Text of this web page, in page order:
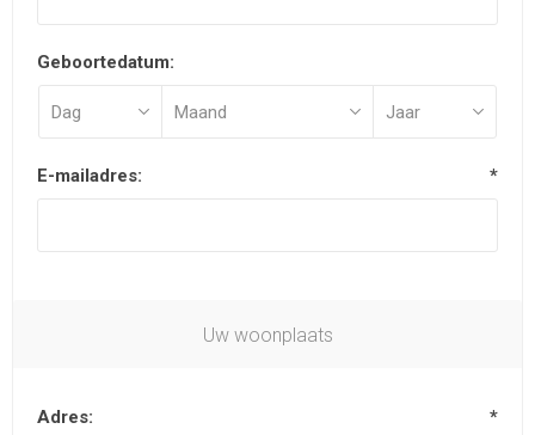
Geboortedatum:
E-mailadres: *
Uw woonplaats
Adres: *